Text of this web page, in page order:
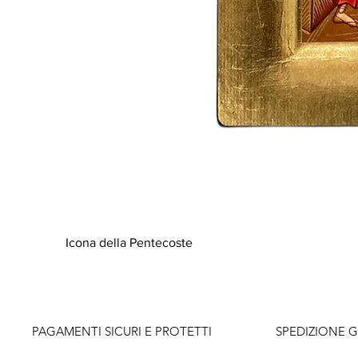
Icona della Pentecoste
PAGAMENTI SICURI E PROTETTI